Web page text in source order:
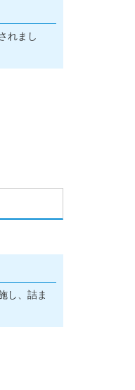
れまし
し、詰ま